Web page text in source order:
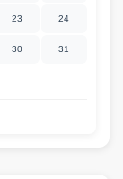
23 24
30 31